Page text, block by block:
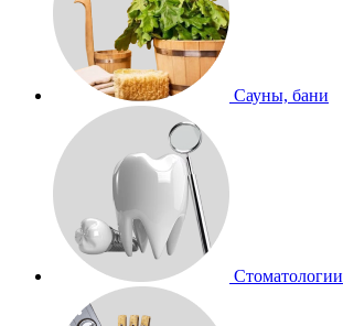
Сауны, бани
Стоматологии